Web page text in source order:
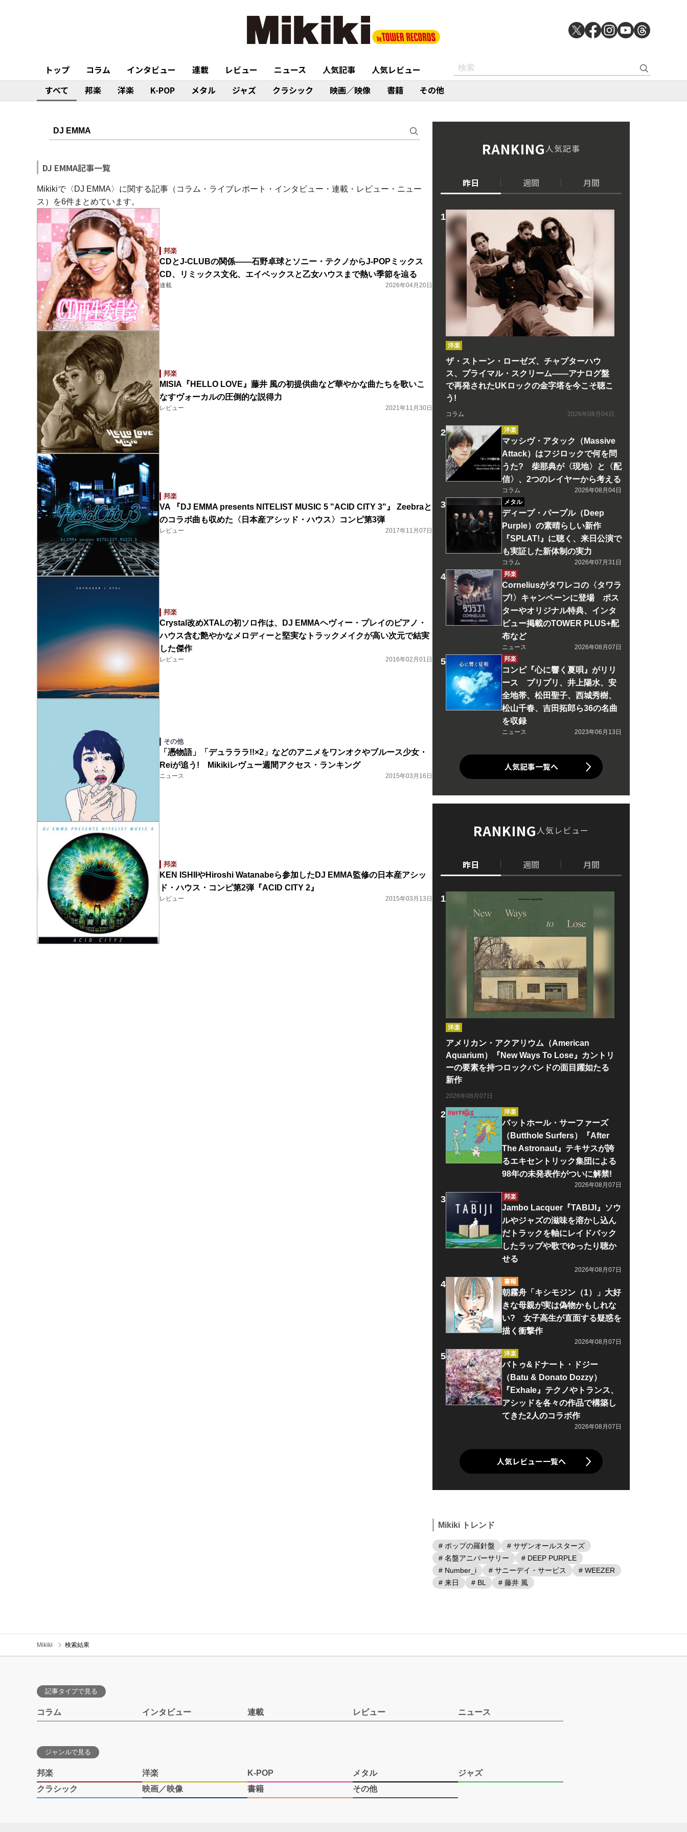
トップ コラム インタビュー 連載 レビュー ニュース 人気記事
人気レビュー
すべて
邦楽 洋楽 K-POP メタル ジャズ クラシック 映画／映像 書籍 その他
DJ EMMA記事一覧
Mikikiで〈DJ EMMA〉に関する記事（コラム・ライブレポート・インタビュー・連載・レビュー・ニュー
ス）を6件まとめています。
邦楽
CDとJ-CLUBの関係――石野卓球とソニー・テクノからJ-POPミックス
CD、リミックス文化、エイベックスと乙女ハウスまで熱い季節を辿る
連載 2026年04月20日
邦楽
MISIA『HELLO LOVE』藤井 風の初提供曲など華やかな曲たちを歌いこ
なすヴォーカルの圧倒的な説得力
レビュー 2021年11月30日
邦楽
VA 『DJ EMMA presents NITELIST MUSIC 5 "ACID CITY 3"』 Zeebraと
のコラボ曲も収めた〈日本産アシッド・ハウス〉コンピ第3弾
レビュー 2017年11月07日
邦楽
Crystal改めXTALの初ソロ作は、DJ EMMAヘヴィー・プレイのピアノ・
ハウス含む艶やかなメロディーと堅実なトラックメイクが高い次元で結実
した傑作
レビュー 2016年02月01日
その他
「憑物語」「デュラララ!!×2」などのアニメをワンオクやブルース少女・
Reiが追う! Mikikiレヴュー週間アクセス・ランキング
ニュース 2015年03月16日
邦楽
KEN ISHIIやHiroshi Watanabeら参加したDJ EMMA監修の日本産アシッ
ド・ハウス・コンピ第2弾『ACID CITY 2』
レビュー 2015年03月13日
RANKING人気記事
昨日 週間 月間
洋楽
ザ・ストーン・ローゼズ、チャプターハウ
ス、プライマル・スクリーム――アナログ盤
で再発されたUKロックの金字塔を今こそ聴こ
う!
コラム 2026年08月04日
洋楽
マッシヴ・アタック（Massive
Attack）はフジロックで何を問
うた? 柴那典が〈現地〉と〈配
信〉、2つのレイヤーから考える
コラム
2026年08月04日
メタル
ディープ・パープル（Deep
Purple）の素晴らしい新作
『SPLAT!』に聴く、来日公演で
も実証した新体制の実力
コラム
2026年07月31日
邦楽
Corneliusがタワレコの〈タワラ
ブ!〉キャンペーンに登場 ポス
ターやオリジナル特典、インタ
ビュー掲載のTOWER PLUS+配
布など
ニュース
2026年08月07日
邦楽
コンピ『心に響く夏唄』がリリ
ース プリプリ、井上陽水、安
全地帯、松田聖子、西城秀樹、
松山千春、吉田拓郎ら36の名曲
を収録
ニュース 2023年06月13日
人気記事一覧へ
RANKING人気レビュー
昨日 週間 月間
洋楽
アメリカン・アクアリウム（American
Aquarium）『New Ways To Lose』カントリ
ーの要素を持つロックバンドの面目躍如たる
新作
2026年08月07日
洋楽
バットホール・サーファーズ
（Butthole Surfers）『After
The Astronaut』テキサスが誇
るエキセントリック集団による
98年の未発表作がついに解禁!
2026年08月07日
邦楽
Jambo Lacquer『TABIJI』ソウ
ルやジャズの滋味を溶かし込ん
だトラックを軸にレイドバック
したラップや歌でゆったり聴か
せる
2026年08月07日
書籍
朝霧舟「キシモジン（1）」大好
きな母親が実は偽物かもしれな
い? 女子高生が直面する疑惑を
描く衝撃作
2026年08月07日
洋楽
バトゥ&ドナート・ドジー
（Batu & Donato Dozzy）
『Exhale』テクノやトランス、
アシッドを各々の作品で構築し
てきた2人のコラボ作
2026年08月07日
人気レビュー一覧へ
Mikiki トレンド
# ポップの羅針盤
# サザンオールスターズ
# 名盤アニバーサリー
# DEEP PURPLE
# Number_i
# サニーデイ・サービス
# WEEZER
# 来日
# BL # 藤井 風
Mikiki 検索結果
記事タイプで見る
コラム インタビュー 連載 レビュー ニュース
ジャンルで見る
邦楽 洋楽 K-POP メタル
ジャズ
クラシック
映画／映像 書籍 その他